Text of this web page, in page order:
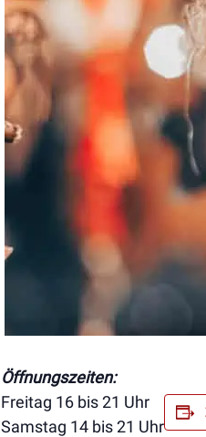
Öffnungszeiten:
Freitag 16 bis 21 Uhr
Samstag 14 bis 21 Uhr